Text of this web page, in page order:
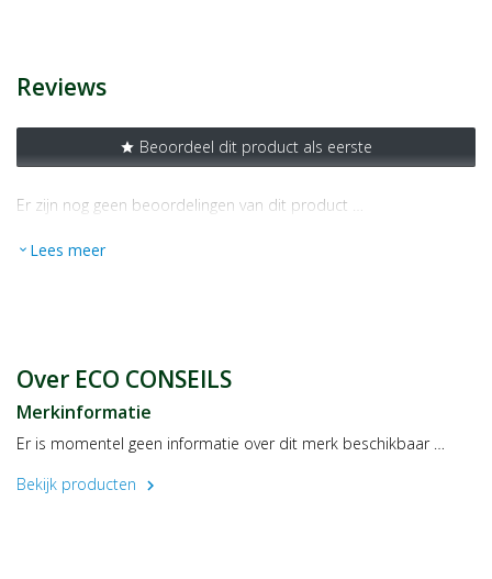
Reviews
star Beoordeel dit product als eerste
Er zijn nog geen beoordelingen van dit product …
expand_more Lees meer
Over ECO CONSEILS
Merkinformatie
Er is momentel geen informatie over dit merk beschikbaar …
Bekijk producten
chevron_right